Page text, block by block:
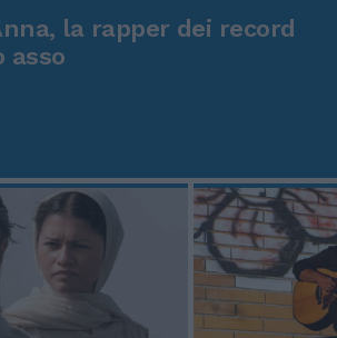
la rapper dei record
asso